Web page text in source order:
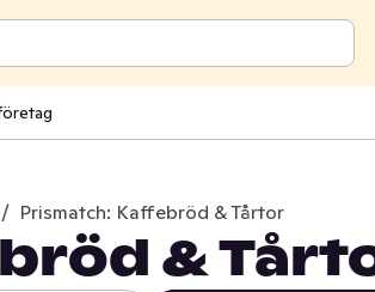
/ Prismatch: Kaffebröd & Tårtor
&